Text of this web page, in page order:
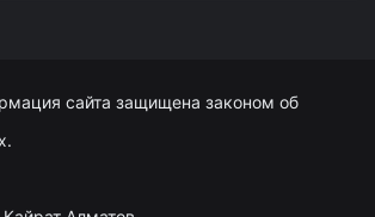
сайта защищена законом об